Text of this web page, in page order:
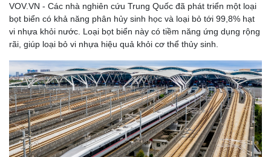
VOV.VN - Các nhà nghiên cứu Trung Quốc đã phát triển một loại
bọt biển có khả năng phân hủy sinh học và loại bỏ tới 99,8% hạt
vi nhựa khỏi nước. Loại bọt biển này có tiềm năng ứng dụng rộng
rãi, giúp loại bỏ vi nhựa hiệu quả khỏi cơ thể thủy sinh.